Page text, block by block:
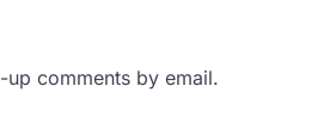
comments by email.